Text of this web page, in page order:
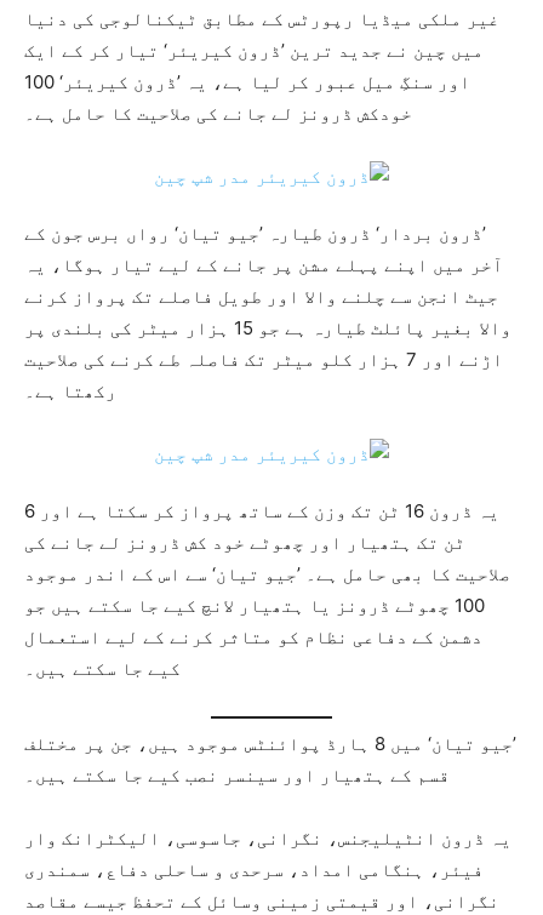
غیر ملکی میڈیا رپورٹس کے مطابق ٹیکنالوجی کی دنیا
میں چین نے جدید ترین ’ڈرون کیریئر‘ تیار کر کے ایک
اور سنگِ میل عبور کر لیا ہے، یہ ’ڈرون کیریئر‘ 100
خودکش ڈرونز لے جانے کی صلاحیت کا حامل ہے۔
’ڈرون بردار‘ ڈرون طیارہ ’جیو تیان‘ رواں برس جون کے
آخر میں اپنے پہلے مشن پر جانے کے لیے تیار ہوگا، یہ
جیٹ انجن سے چلنے والا اور طویل فاصلے تک پرواز کرنے
والا بغیر پائلٹ طیارہ ہے جو 15 ہزار میٹر کی بلندی پر
اڑنے اور 7 ہزار کلو میٹر تک فاصلہ طے کرنے کی صلاحیت
رکھتا ہے۔
یہ ڈرون 16 ٹن تک وزن کے ساتھ پرواز کر سکتا ہے اور 6
ٹن تک ہتھیار اور چھوٹے خود کش ڈرونز لے جانے کی
صلاحیت کا بھی حامل ہے۔ ’جیو تیان‘ سے اس کے اندر موجود
100 چھوٹے ڈرونز یا ہتھیار لانچ کیے جا سکتے ہیں جو
دشمن کے دفاعی نظام کو متاثر کرنے کے لیے استعمال
کیے جا سکتے ہیں۔
’جیو تیان‘ میں 8 ہارڈ پوائنٹس موجود ہیں، جن پر مختلف
قسم کے ہتھیار اور سینسر نصب کیے جا سکتے ہیں۔
یہ ڈرون انٹیلیجنس، نگرانی، جاسوسی، الیکٹرانک وار
فیئر، ہنگامی امداد، سرحدی و ساحلی دفاع، سمندری
نگرانی، اور قیمتی زمینی وسائل کے تحفظ جیسے مقاصد